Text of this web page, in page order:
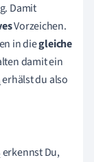
Damit
Vorzeichen.
in diegleiche
damit ein
erhälst du also
erkennst Du,